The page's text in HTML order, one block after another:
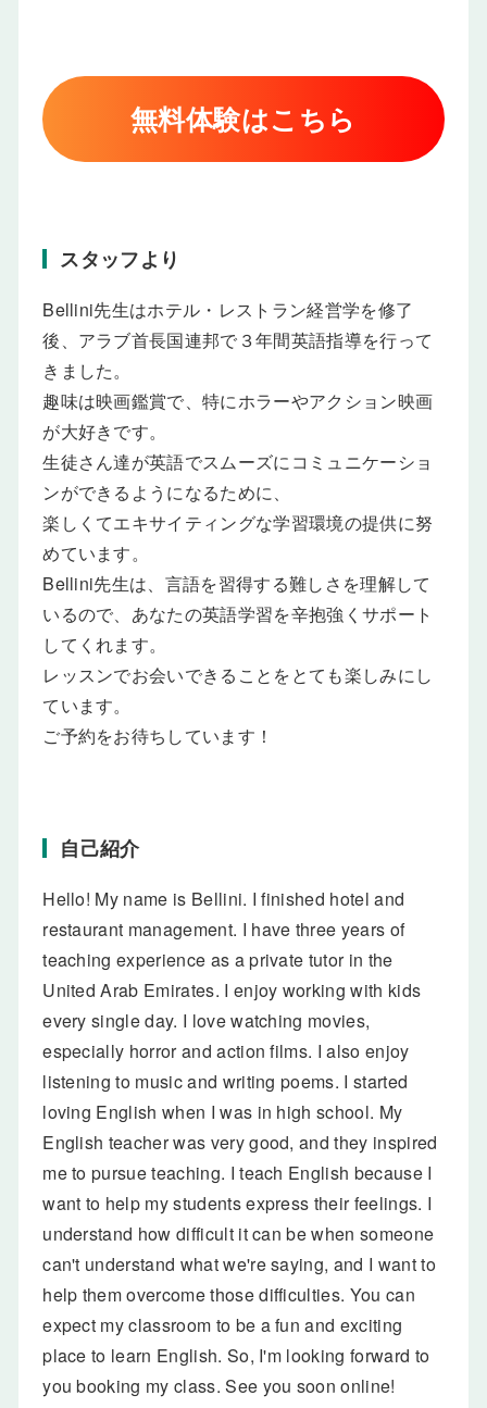
無料体験はこちら
スタッフより
Bellini先生はホテル・レストラン経営学を修了
後、アラブ首長国連邦で３年間英語指導を行って
きました。
趣味は映画鑑賞で、特にホラーやアクション映画
が大好きです。
生徒さん達が英語でスムーズにコミュニケーショ
ンができるようになるために、
楽しくてエキサイティングな学習環境の提供に努
めています。
Bellini先生は、言語を習得する難しさを理解して
いるので、あなたの英語学習を辛抱強くサポート
してくれます。
レッスンでお会いできることをとても楽しみにし
ています。
ご予約をお待ちしています！
自己紹介
Hello! My name is Bellini. I finished hotel and
restaurant management. I have three years of
teaching experience as a private tutor in the
United Arab Emirates. I enjoy working with kids
every single day. I love watching movies,
especially horror and action films. I also enjoy
listening to music and writing poems. I started
loving English when I was in high school. My
English teacher was very good, and they inspired
me to pursue teaching. I teach English because I
want to help my students express their feelings. I
understand how difficult it can be when someone
can't understand what we're saying, and I want to
help them overcome those difficulties. You can
expect my classroom to be a fun and exciting
place to learn English. So, I'm looking forward to
you booking my class. See you soon online!